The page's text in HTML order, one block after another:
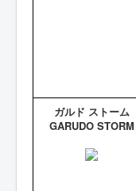
ガルド ストーム
GARUDO STORM